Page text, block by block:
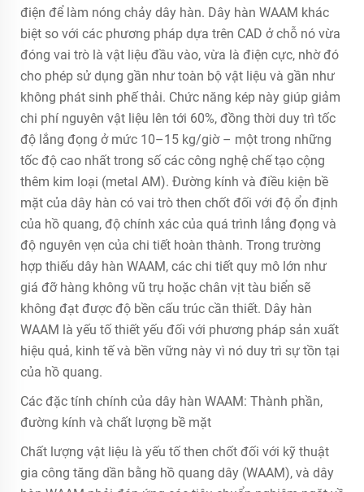
điện để làm nóng chảy dây hàn. Dây hàn WAAM khác
biệt so với các phương pháp dựa trên CAD ở chỗ nó vừa
đóng vai trò là vật liệu đầu vào, vừa là điện cực, nhờ đó
cho phép sử dụng gần như toàn bộ vật liệu và gần như
không phát sinh phế thải. Chức năng kép này giúp giảm
chi phí nguyên vật liệu lên tới 60%, đồng thời duy trì tốc
độ lắng đọng ở mức 10–15 kg/giờ – một trong những
tốc độ cao nhất trong số các công nghệ chế tạo cộng
thêm kim loại (metal AM). Đường kính và điều kiện bề
mặt của dây hàn có vai trò then chốt đối với độ ổn định
của hồ quang, độ chính xác của quá trình lắng đọng và
độ nguyên vẹn của chi tiết hoàn thành. Trong trường
hợp thiếu dây hàn WAAM, các chi tiết quy mô lớn như
giá đỡ hàng không vũ trụ hoặc chân vịt tàu biển sẽ
không đạt được độ bền cấu trúc cần thiết. Dây hàn
WAAM là yếu tố thiết yếu đối với phương pháp sản xuất
hiệu quả, kinh tế và bền vững này vì nó duy trì sự tồn tại
của hồ quang.
Các đặc tính chính của dây hàn WAAM: Thành phần,
đường kính và chất lượng bề mặt
Chất lượng vật liệu là yếu tố then chốt đối với kỹ thuật
gia công tăng dần bằng hồ quang dây (WAAM), và dây